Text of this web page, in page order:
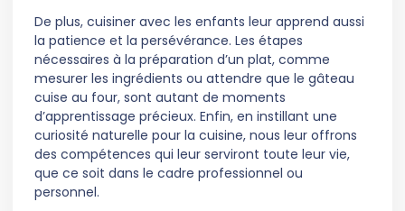
De plus, cuisiner avec les enfants leur apprend aussi
la patience et la persévérance. Les étapes
nécessaires à la préparation d’un plat, comme
mesurer les ingrédients ou attendre que le gâteau
cuise au four, sont autant de moments
d’apprentissage précieux. Enfin, en instillant une
curiosité naturelle pour la cuisine, nous leur offrons
des compétences qui leur serviront toute leur vie,
que ce soit dans le cadre professionnel ou
personnel.